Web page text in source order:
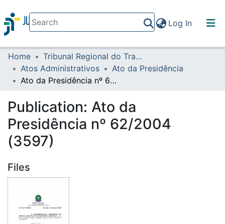
Log In(current)
Communities & Collections
All of DSpace
Home
Tribunal Regional do Trabalho da 16ª Região
Atos Administrativos
Ato da Presidência
Ato da Presidência nº 62/2004 (3597)
Publication: Ato da
Presidência nº 62/2004
(3597)
Files